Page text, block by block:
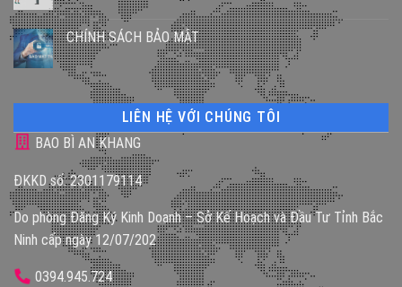
CHÍNH SÁCH BẢO MẬT
LIÊN HỆ VỚI CHÚNG TÔI
BAO BÌ AN KHANG
ĐKKD số: 2301179114
Do phòng Đăng Ký Kinh Doanh – Sở Kế Hoạch và Đầu Tư Tỉnh Bắc
Ninh cấp ngày 12/07/202
0394.945.724